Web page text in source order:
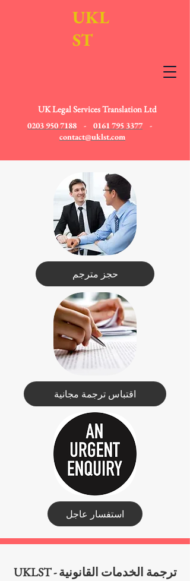
UK Legal Services Translation Ltd
0203 950 7188 - 0161 795 3377-
contact@uklst.com
UKL
ST
حجز مترجم
اقتباس ترجمة مجانية
استفسار عاجل
UKLST - ترجمة الخدمات القانونية